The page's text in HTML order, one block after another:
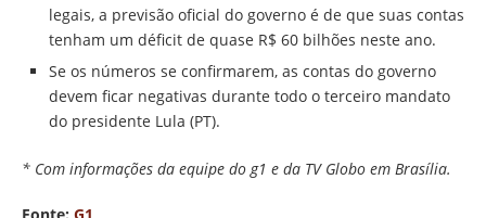
legais, a previsão oficial do governo é de que suas contas
tenham um déficit de quase R$ 60 bilhões neste ano.
Se os números se confirmarem, as contas do governo
devem ficar negativas durante todo o terceiro mandato
do presidente Lula (PT).
* Com informações da equipe do g1 e da TV Globo em Brasília.